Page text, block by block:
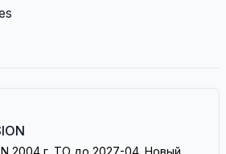
2004 г. ТО до 2027-04. Новый